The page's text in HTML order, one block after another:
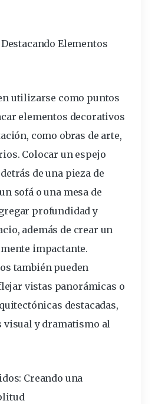
Elementos
utilizarse como puntos
elementos decorativos
como obras de arte,
Colocar un espejo
de una pieza de
sofá o una mesa de
profundidad y
además de crear un
impactante.
también pueden
vistas panorámicas o
destacadas,
visual y dramatismo al
Creando una